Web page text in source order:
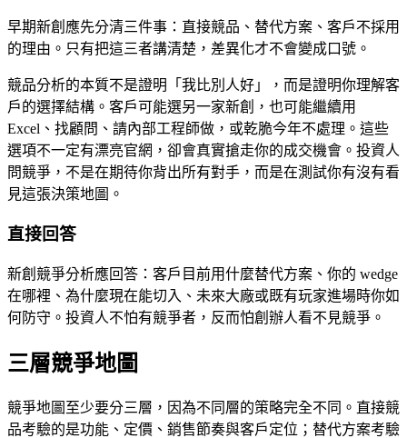
早期新創應先分清三件事：直接競品、替代方案、客戶不採用
的理由。只有把這三者講清楚，差異化才不會變成口號。
競品分析的本質不是證明「我比別人好」，而是證明你理解客
戶的選擇結構。客戶可能選另一家新創，也可能繼續用
Excel、找顧問、請內部工程師做，或乾脆今年不處理。這些
選項不一定有漂亮官網，卻會真實搶走你的成交機會。投資人
問競爭，不是在期待你背出所有對手，而是在測試你有沒有看
見這張決策地圖。
直接回答
新創競爭分析應回答：客戶目前用什麼替代方案、你的 wedge
在哪裡、為什麼現在能切入、未來大廠或既有玩家進場時你如
何防守。投資人不怕有競爭者，反而怕創辦人看不見競爭。
三層競爭地圖
競爭地圖至少要分三層，因為不同層的策略完全不同。直接競
品考驗的是功能、定價、銷售節奏與客戶定位；替代方案考驗